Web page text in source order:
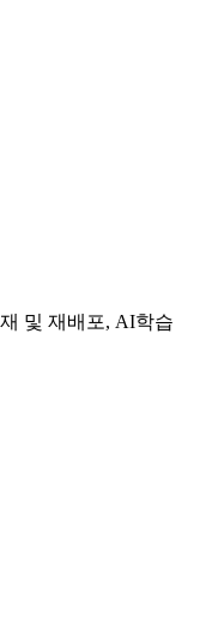
및 재배포, AI학습